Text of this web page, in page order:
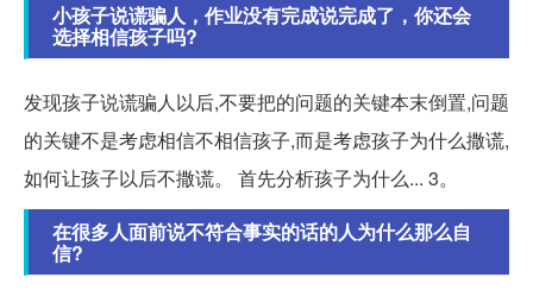
小孩子说谎骗人，作业没有完成说完成了，你还会
选择相信孩子吗?
发现孩子说谎骗人以后,不要把的问题的关键本末倒置,问题
的关键不是考虑相信不相信孩子,而是考虑孩子为什么撒谎,
如何让孩子以后不撒谎。 首先分析孩子为什么... 3。
在很多人面前说不符合事实的话的人为什么那么自
信?